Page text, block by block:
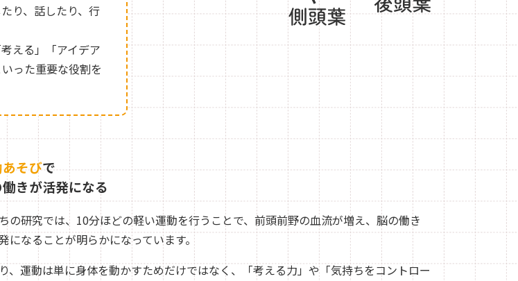
り、話したり、行
える」「アイデア
った重要な役割を
そびで
きが活発になる
の研究では、10分ほどの軽い運動を行うことで、前頭前野の血流が増え、脳の働き
になることが明らかになっています。
、運動は単に身体を動かすためだけではなく、「考える力」や「気持ちをコントロー